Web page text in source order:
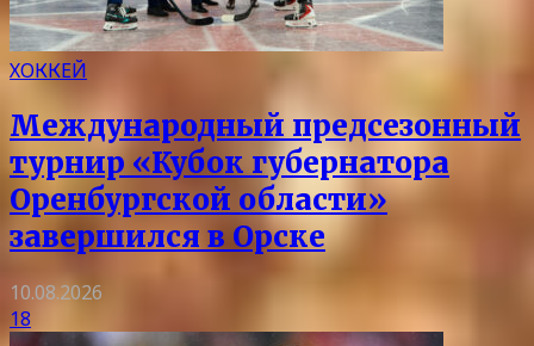
ХОККЕЙ
Международный предсезонный
турнир «Кубок губернатора
Оренбургской области»
завершился в Орске
10.08.2026
18